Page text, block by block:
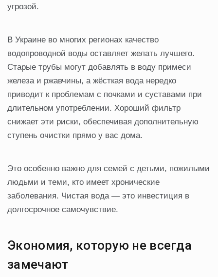
угрозой.
В Украине во многих регионах качество
водопроводной воды оставляет желать лучшего.
Старые трубы могут добавлять в воду примеси
железа и ржавчины, а жёсткая вода нередко
приводит к проблемам с почками и суставами при
длительном употреблении. Хороший фильтр
снижает эти риски, обеспечивая дополнительную
ступень очистки прямо у вас дома.
Это особенно важно для семей с детьми, пожилыми
людьми и теми, кто имеет хронические
заболевания. Чистая вода — это инвестиция в
долгосрочное самочувствие.
Экономия, которую не всегда
замечают